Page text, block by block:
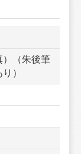
（朱後筆
）